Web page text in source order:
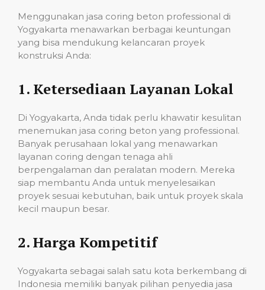
Menggunakan jasa coring beton professional di
Yogyakarta menawarkan berbagai keuntungan
yang bisa mendukung kelancaran proyek
konstruksi Anda:
1. Ketersediaan Layanan Lokal
Di Yogyakarta, Anda tidak perlu khawatir kesulitan
menemukan jasa coring beton yang professional.
Banyak perusahaan lokal yang menawarkan
layanan coring dengan tenaga ahli
berpengalaman dan peralatan modern. Mereka
siap membantu Anda untuk menyelesaikan
proyek sesuai kebutuhan, baik untuk proyek skala
kecil maupun besar.
2.Harga Kompetitif
Yogyakarta sebagai salah satu kota berkembang di
Indonesia memiliki banyak pilihan penyedia jasa